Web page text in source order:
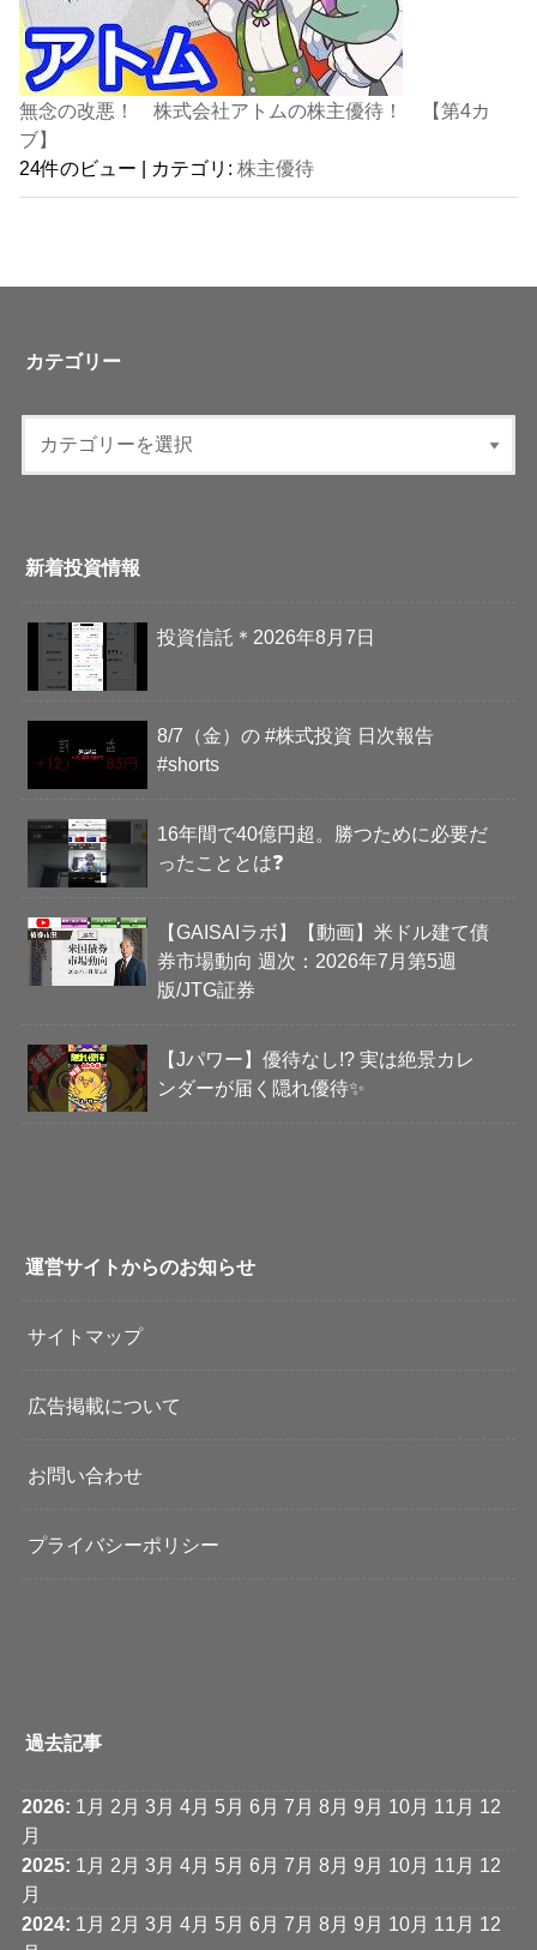
無念の改悪！ 株式会社アトムの株主優待！ 【第4カ
ブ】
24件のビュー | カテゴリ:株主優待
カテゴリー
新着投資情報
投資信託＊2026年8月7日
8/7（金）の #株式投資 日次報告
#shorts
16年間で40億円超。勝つために必要だ
ったこととは❓
【GAISAIラボ】【動画】米ドル建て債
券市場動向 週次：2026年7月第5週
版/JTG証券
【Jパワー】優待なし!? 実は絶景カレ
ンダーが届く隠れ優待✨
運営サイトからのお知らせ
サイトマップ
広告掲載について
お問い合わせ
プライバシーポリシー
過去記事
2026: 1月 2月 3月 4月 5月 6月 7月 8月 9月 10月 11月 12
月
2025: 1月 2月 3月 4月 5月 6月 7月 8月 9月 10月 11月 12
月
2024: 1月 2月 3月 4月 5月 6月 7月 8月 9月 10月 11月 12